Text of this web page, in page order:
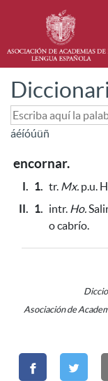
áéíóúüñ
encornar.
I. 1. tr. Mx. p.u.
II. 1. intr. Ho.
o cabrío.
Asociación de